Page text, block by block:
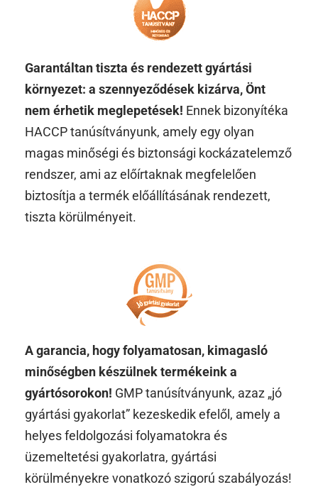
Garantáltan tiszta és rendezett gyártási
környezet: a szennyeződések kizárva, Önt
nem érhetik meglepetések! Ennek bizonyítéka
HACCP tanúsítványunk, amely egy olyan
magas minőségi és biztonsági kockázatelemző
rendszer, ami az előírtaknak megfelelően
biztosítja a termék előállításának rendezett,
tiszta körülményeit.
A garancia, hogy folyamatosan, kimagasló
minőségben készülnek termékeink a
gyártósorokon! GMP tanúsítványunk, azaz „jó
gyártási gyakorlat” kezeskedik efelől, amely a
helyes feldolgozási folyamatokra és
üzemeltetési gyakorlatra, gyártási
körülményekre vonatkozó szigorú szabályozás!